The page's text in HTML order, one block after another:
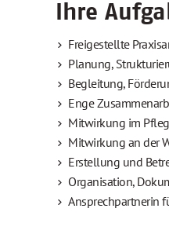
Ihre
Freigestellte
Planung,
Begleitung,
Enge
Mitwirkung im
Mitwirkung an der
Erstellung und
Organisation,
Ansprechpartnerin